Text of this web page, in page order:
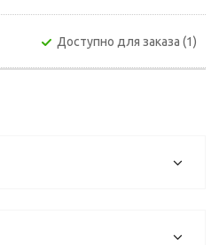
Доступно для заказа (1)